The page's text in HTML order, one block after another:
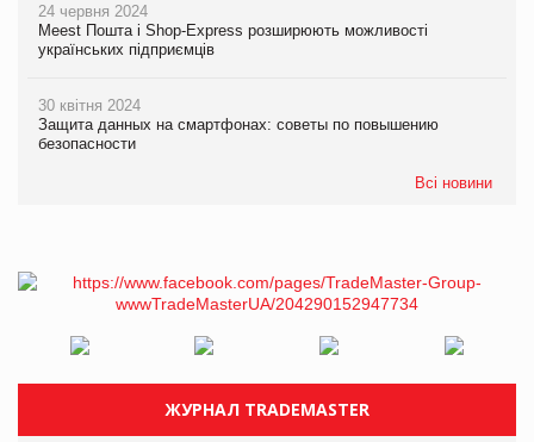
24 червня 2024
Meest Пошта і Shop-Express розширюють можливості
українських підприємців
30 квітня 2024
Защита данных на смартфонах: советы по повышению
безопасности
Всі новини
ЖУРНАЛ TRADEMASTER